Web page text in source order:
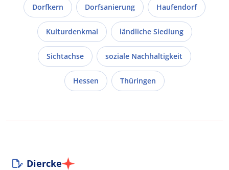
Dorfkern Dorfsanierung Haufendorf
Kulturdenkmal ländliche Siedlung
Sichtachse soziale Nachhaltigkeit
Hessen Thüringen
Diercke